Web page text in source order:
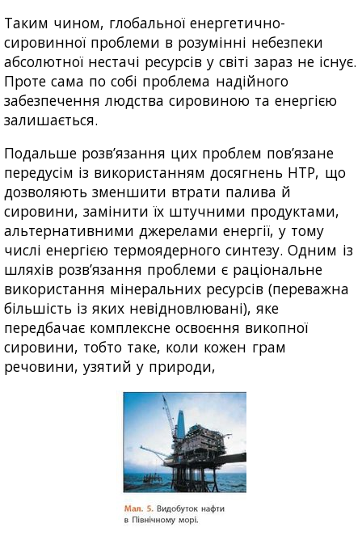
Таким чином, глобальної енергетично-
сировинної проблеми в розумінні небезпеки
абсолютної нестачі ресурсів у світі зараз не існує.
Проте сама по собі проблема надійного
забезпечення людства сировиною та енергією
залишається.
Подальше розв’язання цих проблем пов’язане
передусім із використанням досягнень НТР, що
дозволяють зменшити втрати палива й
сировини, замінити їх штучними продуктами,
альтернативними джерелами енергії, у тому
числі енергією термоядерного синтезу. Одним із
шляхів розв’язання проблеми є раціональне
використання мінеральних ресурсів (переважна
більшість із яких невідновлювані), яке
передбачає комплексне освоєння викопної
сировини, тобто таке, коли кожен грам
речовини, узятий у природи,